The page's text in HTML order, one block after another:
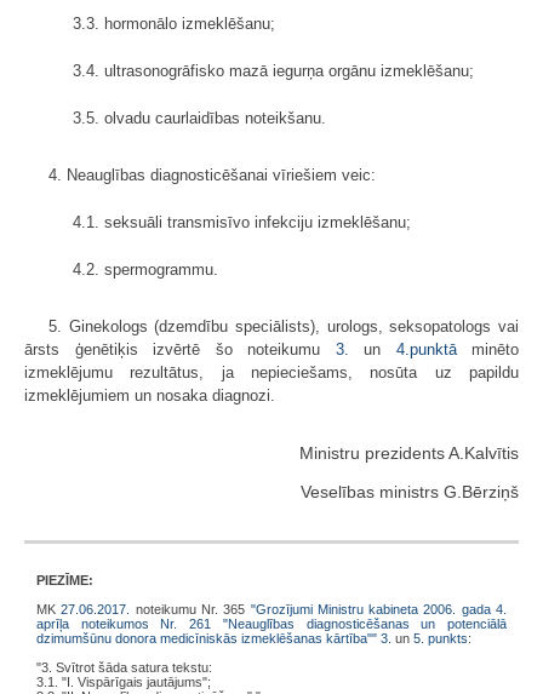
3.3. hormonālo izmeklēšanu;
3.4. ultrasonogrāfisko mazā iegurņa orgānu izmeklēšanu;
3.5. olvadu caurlaidības noteikšanu.
4. Neauglības diagnosticēšanai vīriešiem veic:
4.1. seksuāli transmisīvo infekciju izmeklēšanu;
4.2. spermogrammu.
5. Ginekologs (dzemdību speciālists), urologs, seksopatologs vai
ārsts ģenētiķis izvērtē šo noteikumu 3. un 4.punktāminēto
izmeklējumu rezultātus, ja nepieciešams, nosūta uz papildu
izmeklējumiem un nosaka diagnozi.
Ministru prezidents A.Kalvītis
Veselības ministrs G.Bērziņš
PIEZĪME:
MK27.06.2017. noteikumu Nr. 365 "Grozījumi Ministru kabineta 2006. gada 4.
aprīļa noteikumos Nr. 261 "Neauglības diagnosticēšanas un potenciālā
dzimumšūnu donora medicīniskās izmeklēšanas kārtība"" 3. un 5. punkts:
"3. Svītrot šāda satura tekstu:
3.1. "I. Vispārīgais jautājums";